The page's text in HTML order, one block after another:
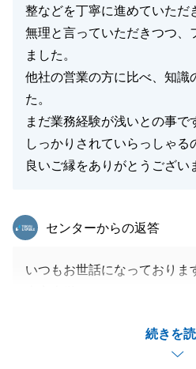
整などを丁寧に進めていただ
無理と言っていただきつつ、
ました。
他社の営業の方に比べ、知識
た。
まだ業務経験が浅いとの事
しっかりされていらっしゃる
良いご縁をありがとうござい
続きを
東急リバブル
センターからの返答
いつもお世話になっておりま
ご売却だけでなく、お住み替
せいただきありがとうござい